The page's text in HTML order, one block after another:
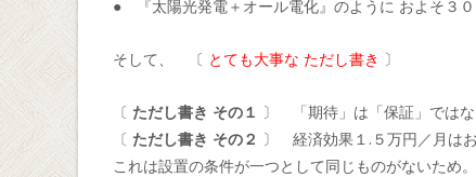
● 『太陽光発電＋オール電化』のように およそ３
そして、 〔 とても大事な ただし書き 〕
〔 ただし書き その１ 〕 「期待」は「保証」ではな
〔 ただし書き その２ 〕 経済効果１.５万円／月は
これは設置の条件が一つとして同じものがないため。